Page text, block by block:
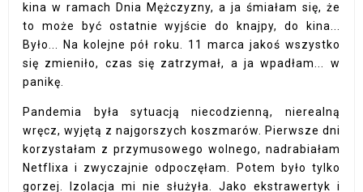
kina w ramach Dnia Mężczyzny, a ja śmiałam się, że
to może być ostatnie wyjście do knajpy, do kina...
Było... Na kolejne pół roku. 11 marca jakoś wszystko
się zmieniło, czas się zatrzymał, a ja wpadłam... w
panikę.
Pandemia była sytuacją niecodzienną, nierealną
wręcz, wyjętą z najgorszych koszmarów. Pierwsze dni
korzystałam z przymusowego wolnego, nadrabiałam
Netflixa i zwyczajnie odpoczęłam. Potem było tylko
gorzej. Izolacja mi nie służyła. Jako ekstrawertyk i